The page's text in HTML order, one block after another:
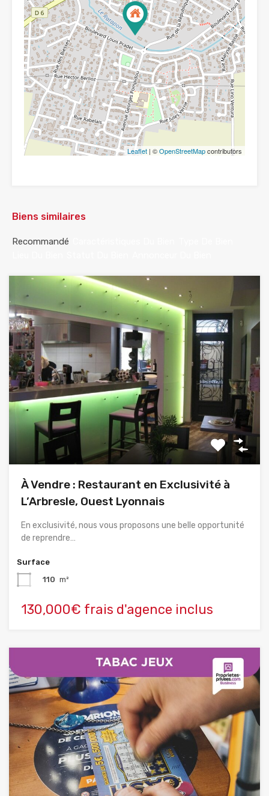
Leaflet | ©OpenStreetMapcontributors
Biens similaires
Recommandé
À Vendre : Restaurant en Exclusivité à
L’Arbresle, Ouest Lyonnais
En exclusivité, nous vous proposons une belle opportunité
de reprendre…
Surface
110 m²
130,000€ frais d'agence inclus